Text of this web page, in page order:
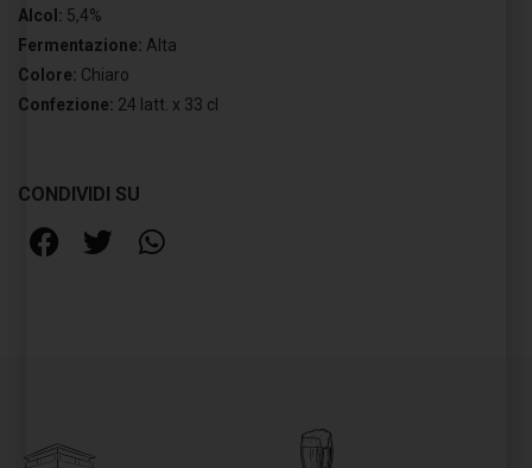
Alcol: 5,4%
Fermentazione: Alta
Colore: Chiaro
Confezione: 24 latt. x 33 cl
CONDIVIDI SU